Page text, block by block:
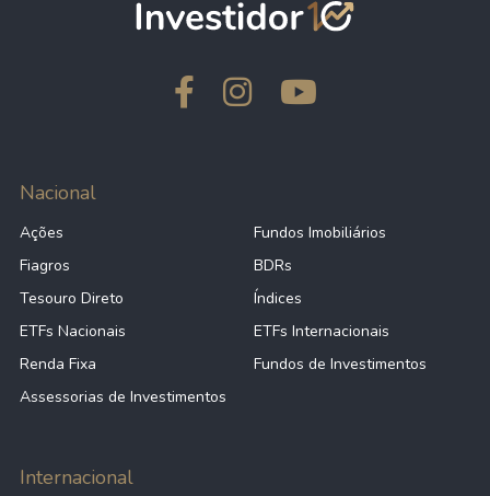
Nacional
Ações
Fundos Imobiliários
Fiagros
BDRs
Tesouro Direto
Índices
ETFs Nacionais
ETFs Internacionais
Renda Fixa
Fundos de Investimentos
Assessorias de Investimentos
Internacional